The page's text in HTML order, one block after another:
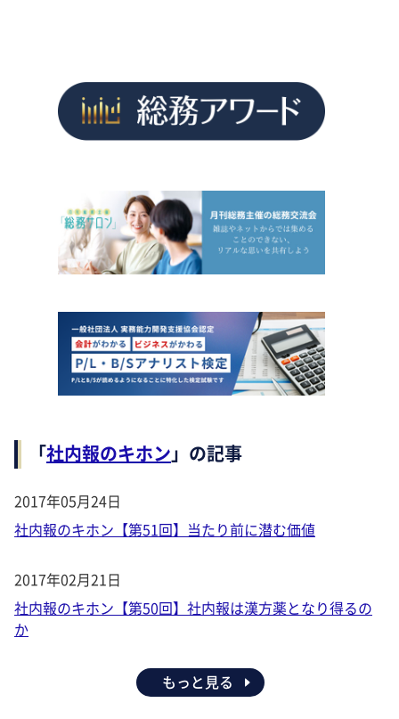
「社内報のキホン」の記事
2017年05月24日
社内報のキホン【第51回】当たり前に潜む価値
2017年02月21日
社内報のキホン【第50回】社内報は漢方薬となり得るの
か
もっと見る